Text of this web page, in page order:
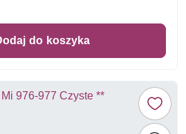
do koszyka